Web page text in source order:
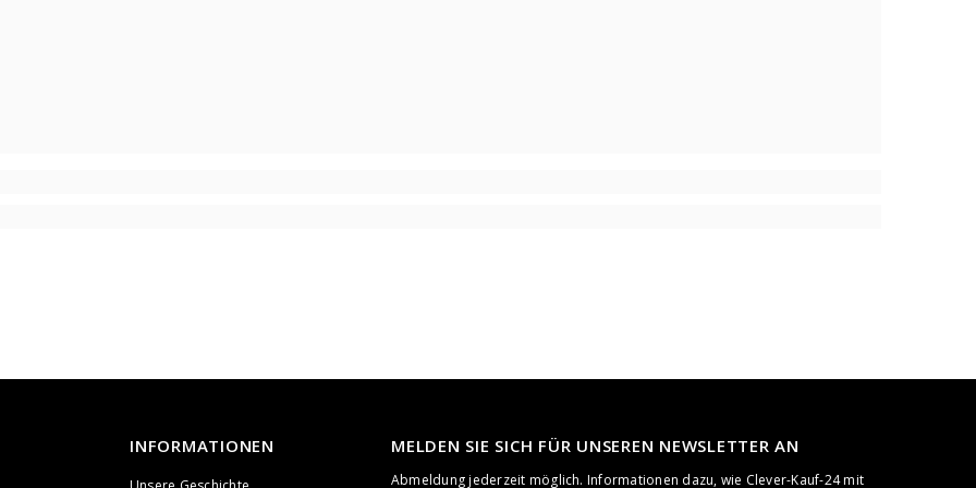
INFORMATIONEN MELDEN SIE SICH FÜR UNSEREN NEWSLETTER AN
Abmeldung jederzeit möglich. Informationen dazu, wie Clever-Kauf-24 mit